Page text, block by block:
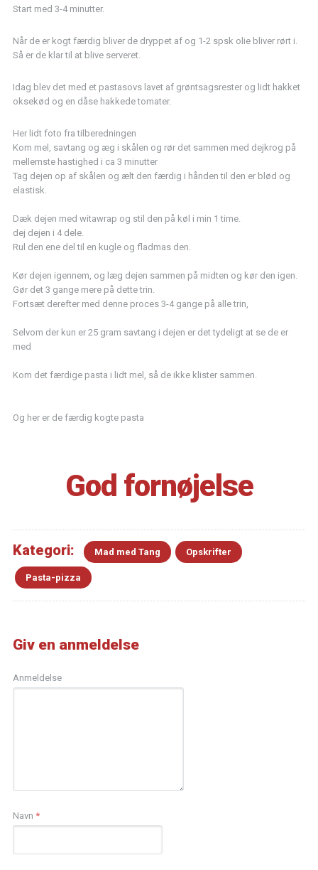
Start med 3-4 minutter.
Når de er kogt færdig bliver de dryppet af og 1-2 spsk olie bliver rørt i.
Så er de klar til at blive serveret.
Idag blev det med et pastasovs lavet af grøntsagsrester og lidt hakket
oksekød og en dåse hakkede tomater.
Her lidt foto fra tilberedningen
Kom mel, savtang og æg i skålen og rør det sammen med dejkrog på
mellemste hastighed i ca 3 minutter
Tag dejen op af skålen og ælt den færdig i hånden til den er blød og
elastisk.
Dæk dejen med witawrap og stil den på køl i min 1 time.
dej dejen i 4 dele.
Rul den ene del til en kugle og fladmas den.
Kør dejen igennem, og læg dejen sammen på midten og kør den igen.
Gør det 3 gange mere på dette trin.
Fortsæt derefter med denne proces 3-4 gange på alle trin,
Selvom der kun er 25 gram savtang i dejen er det tydeligt at se de er
med
Kom det færdige pasta i lidt mel, så de ikke klister sammen.
Og her er de færdig kogte pasta
God fornøjelse
Kategori: Mad med Tang Opskrifter
Pasta-pizza
Giv en anmeldelse
Anmeldelse
Navn *